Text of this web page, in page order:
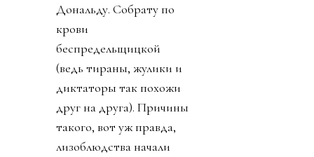
Дональду. Собрату по
крови
беспредельщицкой
(ведь тираны, жулики и
диктаторы так похожи
друг на друга). Причины
такого, вот уж правда,
лизоблюдства начали